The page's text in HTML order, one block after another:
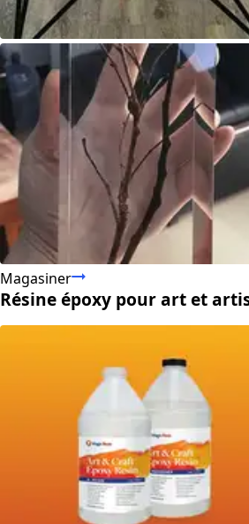
Magasiner
Résine époxy pour art et